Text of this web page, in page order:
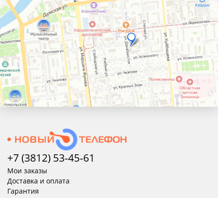
+7 (3812) 53-45-61
Мои заказы
Доставка и оплата
Гарантия